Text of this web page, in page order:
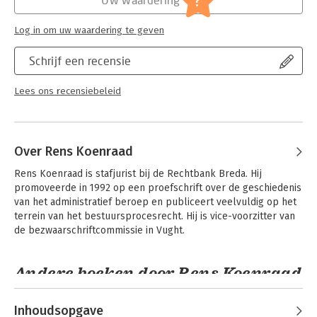
Serie:
Ars Aequi Cahiers Staats- en
Schrijf een recensie
Lees ons recensiebeleid
Log in om uw waardering te geven
Over Rens Koenraad
Rens Koenraad is stafjurist bij de Rechtbank Breda. Hij
promoveerde in 1992 op een proefschrift over de geschiedenis
van het administratief beroep en publiceert veelvuldig op het
terrein van het bestuursprocesrecht. Hij is vice-voorzitter van
de bezwaarschriftcommissie in Vught.
Andere boeken door Rens Koenraad
Inhoudsopgave